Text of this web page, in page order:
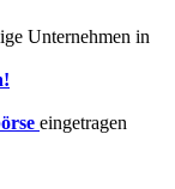
Unternehmen in
eingetragen